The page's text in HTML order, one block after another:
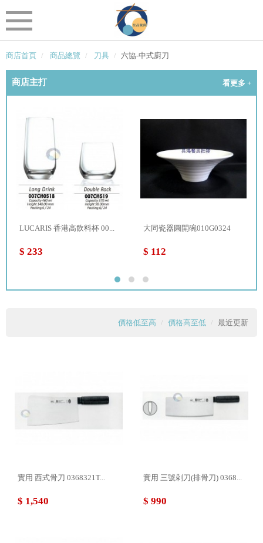
商店首頁 商品總覽 刀具 六協-中式廚刀
商店主打 看更多 +
LUCARIS 香港高飲料杯 00...
$ 233
大同瓷器圓開碗010G0324
$ 112
價格低至高 價格高至低 最近更新
實用 西式骨刀 0368321T...
$ 1,540
實用 三號剁刀(排骨刀) 0368...
$ 990